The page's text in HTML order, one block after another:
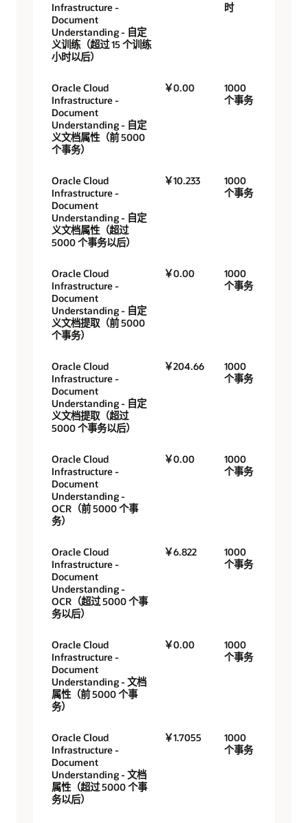
Infrastructure -
Document
Understanding - 自定
义训练（超过 15 个训练
小时以后）
时
Oracle Cloud
Infrastructure -
Document
Understanding - 自定
义文档属性（前 5000
个事务）
￥0.00
1000
个事务
Oracle Cloud
Infrastructure -
Document
Understanding - 自定
义文档属性（超过
5000 个事务以后）
￥10.233
1000
个事务
Oracle Cloud
Infrastructure -
Document
Understanding - 自定
义文档提取（前 5000
个事务）
￥0.00
1000
个事务
Oracle Cloud
Infrastructure -
Document
Understanding - 自定
义文档提取（超过
5000 个事务以后）
￥204.66
1000
个事务
Oracle Cloud
Infrastructure -
Document
Understanding -
OCR（前 5000 个事
务）
￥0.00
1000
个事务
Oracle Cloud
Infrastructure -
Document
Understanding -
OCR（超过 5000 个事
务以后）
￥6.822
1000
个事务
Oracle Cloud
Infrastructure -
Document
Understanding - 文档
属性（前 5000 个事
务）
￥0.00
1000
个事务
Oracle Cloud
Infrastructure -
Document
Understanding - 文档
属性（超过 5000 个事
务以后）
￥1.7055
1000
个事务